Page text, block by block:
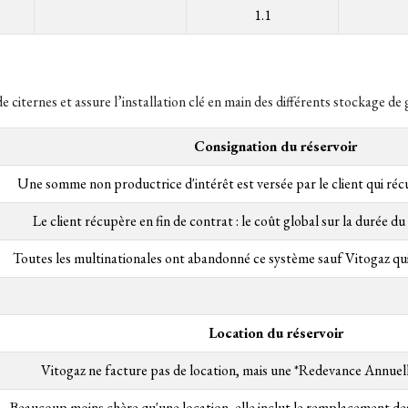
1.1
et assure l’installation clé en main des différents stockage de
Consignation du réservoir
Une somme non productrice d'intérêt est versée par le client qui
Le client récupère en fin de contrat : le coût global sur la durée
Toutes les multinationales ont abandonné ce système sauf Vitogaz
Location du réservoir
Vitogaz ne facture pas de location, mais une *Redevance